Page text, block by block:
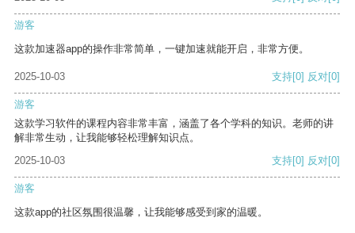
游客
这款加速器app的操作非常简单，一键加速就能开启，非常方便。
2025-10-03 支持[0] 反对[0]
游客
这款学习软件的课程内容非常丰富，涵盖了各个学科的知识。老师的讲
解非常生动，让我能够轻松理解知识点。
2025-10-03
支持[0] 反对[0]
游客
这款app的社区氛围很温馨，让我能够感受到家的温暖。